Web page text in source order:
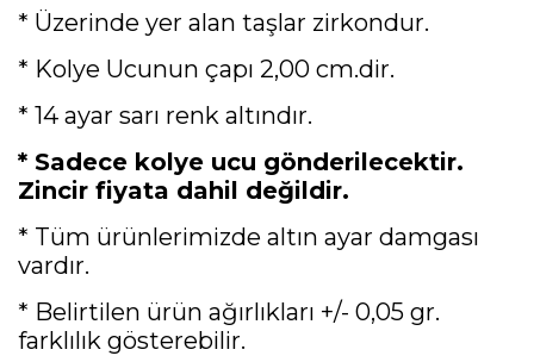
* Üzerinde yer alan taşlar zirkondur.
* Kolye Ucunun çapı 2,00 cm.dir.
* 14 ayar sarı renk altındır.
* Sadece kolye ucu gönderilecektir.
Zincir fiyata dahil değildir.
* Tüm ürünlerimizde altın ayar damgası
vardır.
* Belirtilen ürün ağırlıkları +/- 0,05 gr.
farklılık gösterebilir.